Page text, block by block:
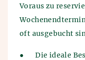
Voraus zu
oft ausgebucht
●
Die ideale